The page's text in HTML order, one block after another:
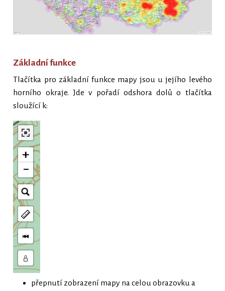
Základní funkce
Tlačítka pro základní funkce mapy jsou u jejího levého
horního okraje. Jde v pořadí odshora dolů o tlačítka
sloužící k:
přepnutí zobrazení mapy na celou obrazovku a